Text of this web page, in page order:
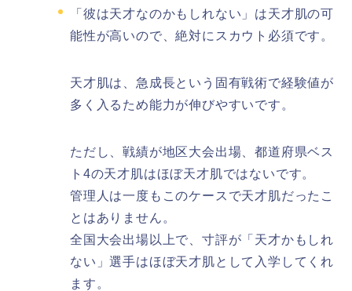
「彼は天才なのかもしれない」は天才肌の可
能性が高いので、絶対にスカウト必須です。
天才肌は、急成長という固有戦術で経験値が
多く入るため能力が伸びやすいです。
ただし、戦績が地区大会出場、都道府県ベス
ト4の天才肌はほぼ天才肌ではないです。
管理人は一度もこのケースで天才肌だったこ
とはありません。
全国大会出場以上で、寸評が「天才かもしれ
ない」選手はほぼ天才肌として入学してくれ
ます。